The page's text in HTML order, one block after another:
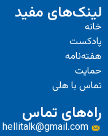
لینک‌های مفید
خانه
پادکست
هفته‌نامه
حمایت
تماس با هلی
راه‌های تماس
hellitalk@gmail.com